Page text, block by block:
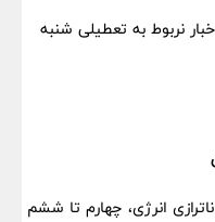
نربوط به تعطیلی شنبه
انرژی، چهارم تا ششم